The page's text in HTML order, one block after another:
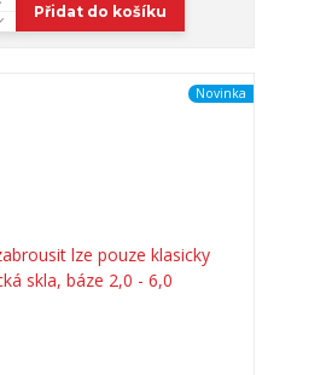
Přidat do košíku
Novinka